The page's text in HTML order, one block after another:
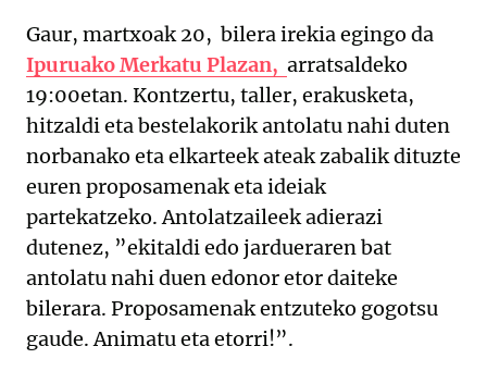
Gaur, martxoak 20, bilera irekia egingo da
Ipuruako Merkatu Plazan, arratsaldeko
19:00etan. Kontzertu, taller, erakusketa,
hitzaldi eta bestelakorik antolatu nahi duten
norbanako eta elkarteek ateak zabalik dituzte
euren proposamenak eta ideiak
partekatzeko. Antolatzaileek adierazi
dutenez, ”ekitaldi edo jardueraren bat
antolatu nahi duen edonor etor daiteke
bilerara. Proposamenak entzuteko gogotsu
gaude. Animatu eta etorri!”.